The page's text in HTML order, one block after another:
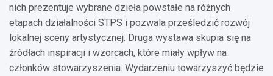
nich prezentuje wybrane dzieła powstałe na różnych
etapach działalności STPS i pozwala prześledzić rozwój
lokalnej sceny artystycznej. Druga wystawa skupia się na
źródłach inspiracji i wzorcach, które miały wpływ na
członków stowarzyszenia. Wydarzeniu towarzyszyć będzie